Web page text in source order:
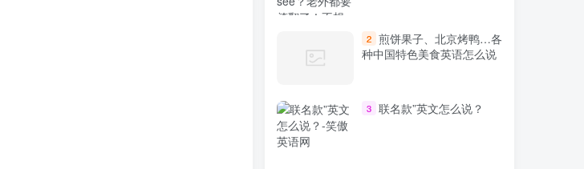
2 煎饼果子、北京烤鸭…各
种中国特色美食英语怎么说
3 联名款”英文怎么说？